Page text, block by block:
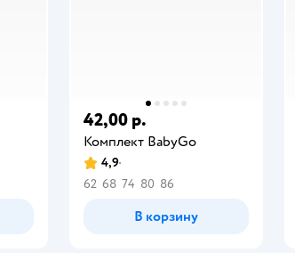
42,00 р.
Комплект BabyGо
4,9
62 68 74 80 86
В корзину